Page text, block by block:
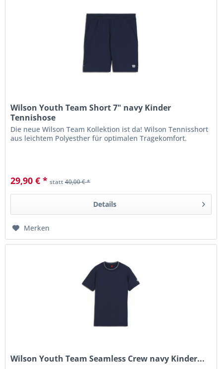
Wilson Youth Team Short 7" navy Kinder
Tennishose
Die neue Wilson Team Kollektion ist da! Wilson Tennisshort
aus leichtem Polyesther für optimalen Tragekomfort.
29,90 € * statt40,00 € *
Details
Merken
Wilson Youth Team Seamless Crew navy Kinder...